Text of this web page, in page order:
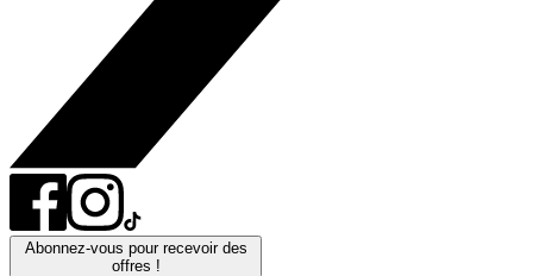
Abonnez-vous pour recevoir des
offres !